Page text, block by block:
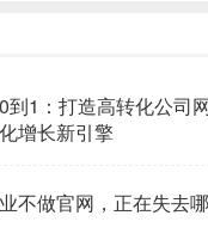
到1：打造高转化公司
增长新引擎
不做官网，正在失去